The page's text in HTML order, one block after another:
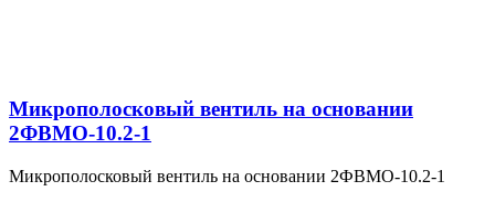
Микрополосковый вентиль на основании
2ФВМO-10.2-1
Микрополосковый вентиль на основании 2ФВМO-10.2-1